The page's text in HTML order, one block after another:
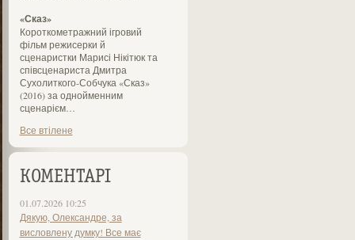
«Сказ»
Короткометражний ігровий
фільм режисерки й
сценаристки Марисі Нікітюк та
співсценариста Дмитра
Сухолиткого-Собчука «Сказ»
(2016) за однойменним
сценарієм…
Все втілене
КОМЕНТАРІ
01.07.2026 10:25
Дякую, Олександре, за
висловлену думку! Все має